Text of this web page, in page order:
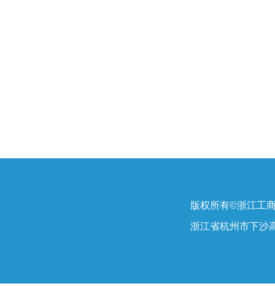
版权所有©浙江工
浙江省杭州市下沙